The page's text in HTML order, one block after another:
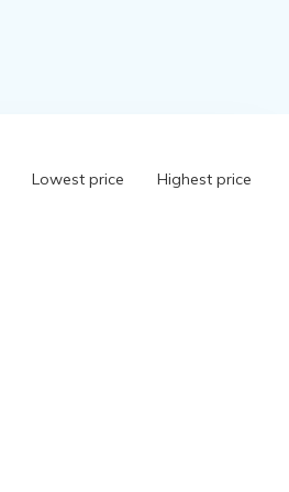
Lowest price Highest price